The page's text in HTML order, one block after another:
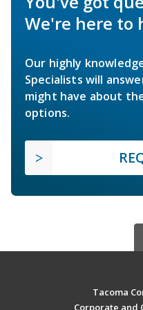
We're here to
Our highly
Specialists will
might have about
options.
Tacoma
Corporate and